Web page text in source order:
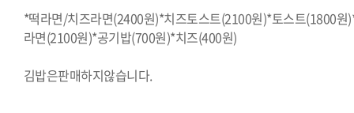
*떡라면/치즈라면(2400원)*치즈토스트(2100원)*토스트(1800원
라면(2100원)*공기밥(700원)*치즈(400원)
김밥은판매하지않습니다.